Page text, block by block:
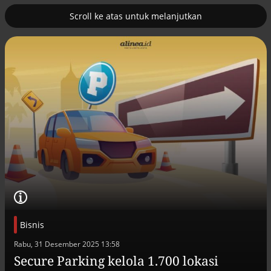
Scroll ke atas untuk melanjutkan
Bisnis
Rabu, 31 Desember 2025 13:58
Secure Parking kelola 1.700 lokasi
nuklir
Pemulihan ekonomi Aceh terus
diakselerasi
Efek jera untuk pejabat abai LHKPN
Alinea.id - Peristiwa